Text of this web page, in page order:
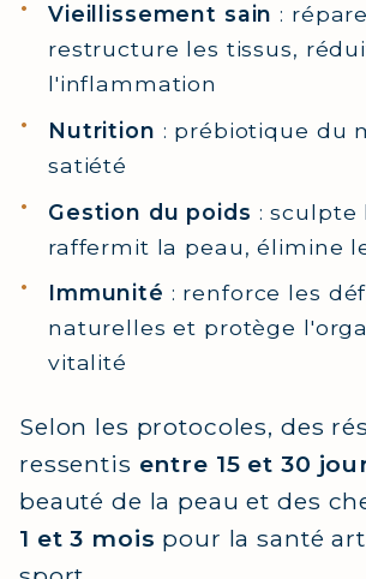
Vieillissement sain :
restructure les tissus,
l'inflammation
Nutrition : prébiotique du
satiété
Gestion du poids : sculpte
raffermit la peau, élimine
Immunité : renforce les
naturelles et protège
vitalité
Selon les protocoles, des
ressentis entre 15 et 30
beauté de la peau et des
1 et 3 mois pour la santé